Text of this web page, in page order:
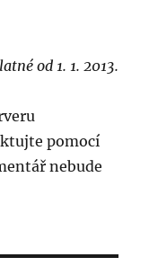
od 1. 1. 2013.
pomocí
nebude